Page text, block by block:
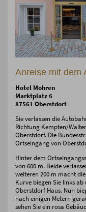
Anreise mit dem
Hotel Mohren
Marktplatz 6
87561 Oberstdorf
Sie verlassen die
Richtung Kempten/
Oberstdorf. Die
Ortseingang von
Hinter dem
von 600 m. Beide
weiteren 200 m macht
Kurve biegen Sie links
Oberstdorf Haus. Nun
nach einigen Metern
sehen Sie ein rosa